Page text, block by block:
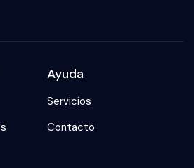
Ayuda
Servicios
Contacto